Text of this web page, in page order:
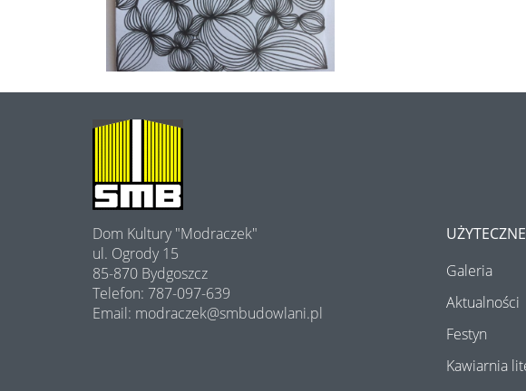
O
Dom Kultury "Modraczek"
ul. Ogrody 15
85-870 Bydgoszcz
Telefon: 787-097-639
Email: modraczek@smbudowlani.pl
Galeria
Aktualności
Festyn
Kawiarnia